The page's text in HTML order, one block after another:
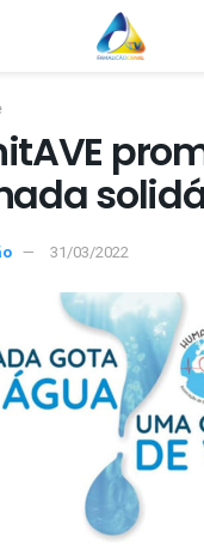
31/03/2022